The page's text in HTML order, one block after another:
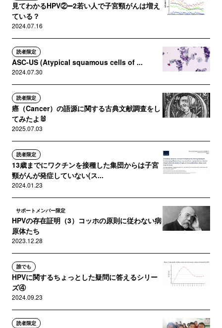
見てわかるHPV②➖2若い人で子宮頸がんは増え
ている？
2024.07.16
読者限定
ASC-US (Atypical squamous cells of ...
2024.07.30
読者限定
癌（Cancer）の語源に関する古典文献調査をし
てみたよ🐰
2025.07.03
読者限定
13歳までにワクチンを接種した集団からは子宮
頸がんが発症していない(ス...
2024.01.23
サポートメンバー限定
HPVの存在証明（3）コッホの原則に従わない病
原体たち
2023.12.28
誰でも
HPVに関するちょっとした疑問に答えるシリー
ズ④
2024.09.23
読者限定